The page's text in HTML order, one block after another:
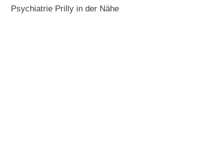
Psychiatrie Prilly in der Nähe